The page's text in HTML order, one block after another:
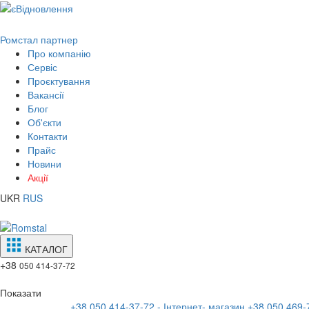
Ромстал партнер
Про компанію
Сервіс
Проєктування
Вакансії
Блог
Об'єкти
Контакти
Прайс
Новини
Акції
UKR RUS
КАТАЛОГ
+38 050 414-37-72
Показати
+38 050 414-37-72 - Інтернет- магазин +38 050